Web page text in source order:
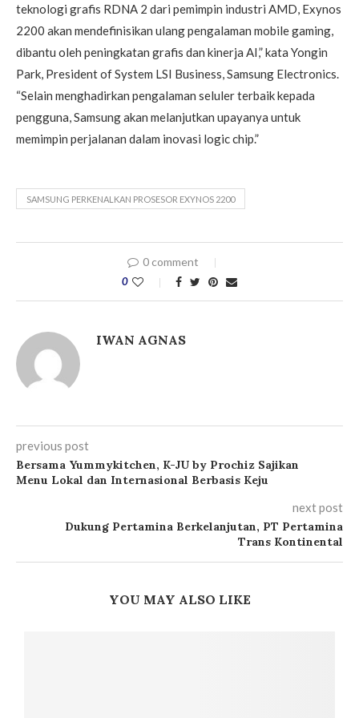
teknologi grafis RDNA 2 dari pemimpin industri AMD, Exynos
2200 akan mendefinisikan ulang pengalaman mobile gaming,
dibantu oleh peningkatan grafis dan kinerja AI,” kata Yongin
Park, President of System LSI Business, Samsung Electronics.
“Selain menghadirkan pengalaman seluler terbaik kepada
pengguna, Samsung akan melanjutkan upayanya untuk
memimpin perjalanan dalam inovasi logic chip.”
SAMSUNG PERKENALKAN PROSESOR EXYNOS 2200
0 comment
0
IWAN AGNAS
previous post
Bersama Yummykitchen, K-JU by Prochiz Sajikan
Menu Lokal dan Internasional Berbasis Keju
next post
Dukung Pertamina Berkelanjutan, PT Pertamina
Trans Kontinental
YOU MAY ALSO LIKE